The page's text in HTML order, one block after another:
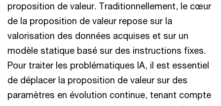
proposition de valeur. Traditionnellement, le cœur
de la proposition de valeur repose sur la
valorisation des données acquises et sur un
modèle statique basé sur des instructions fixes.
Pour traiter les problématiques IA, il est essentiel
de déplacer la proposition de valeur sur des
paramètres en évolution continue, tenant compte